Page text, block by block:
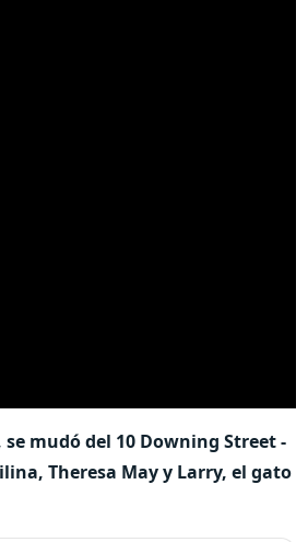
mudó del 10 Downing Street -
Theresa May y Larry, el gato